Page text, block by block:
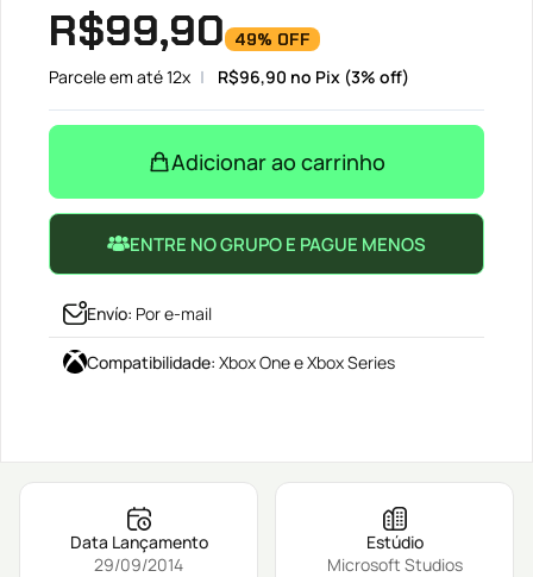
R$99,90 49% OFF
Parcele em até 12x R$96,90 no Pix (3% off)
Adicionar ao carrinho
ENTRE NO GRUPO E PAGUE MENOS
Envío: Por e-mail
Compatibilidade: Xbox One e Xbox Series
Data Lançamento
29/09/2014
Estúdio
Microsoft Studios